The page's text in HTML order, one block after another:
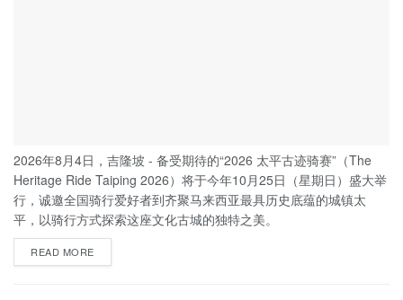
2026年8月4日，吉隆坡 - 备受期待的“2026 太平古迹骑赛”（The
Heritage Ride Taiping 2026）将于今年10月25日（星期日）盛大举
行，诚邀全国骑行爱好者到齐聚马来西亚最具历史底蕴的城镇太
平，以骑行方式探索这座文化古城的独特之美。
READ MORE